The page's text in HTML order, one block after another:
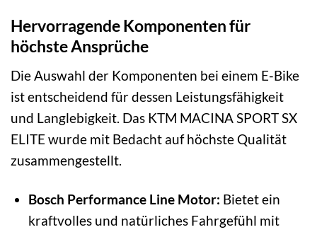
Hervorragende Komponenten für
höchste Ansprüche
Die Auswahl der Komponenten bei einem E-Bike
ist entscheidend für dessen Leistungsfähigkeit
und Langlebigkeit. Das KTM MACINA SPORT SX
ELITE wurde mit Bedacht auf höchste Qualität
zusammengestellt.
Bosch Performance Line Motor: Bietet ein
kraftvolles und natürliches Fahrgefühl mit